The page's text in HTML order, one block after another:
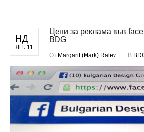
НД
ЯН. 11
Цени за реклама във
BDG
От Margarit (Mark) Ralev В